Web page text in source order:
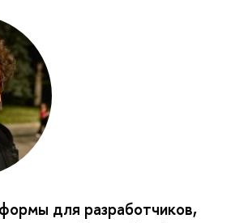
для разработчиков,